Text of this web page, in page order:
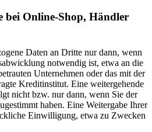
bei Online-Shop, Händler
Daten an Dritte nur dann, wenn
notwendig ist, etwa an die
Unternehmen oder das mit der
Kreditinstitut. Eine weitergehende
nicht bzw. nur dann, wenn Sie der
haben. Eine Weitergabe Ihrer
Einwilligung, etwa zu Zwecken